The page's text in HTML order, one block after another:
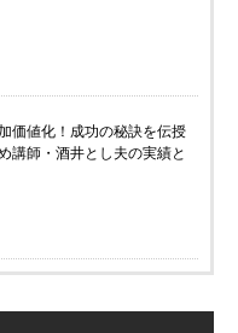
価値化！成功の秘訣を伝授
講師・酒井とし夫の実績と